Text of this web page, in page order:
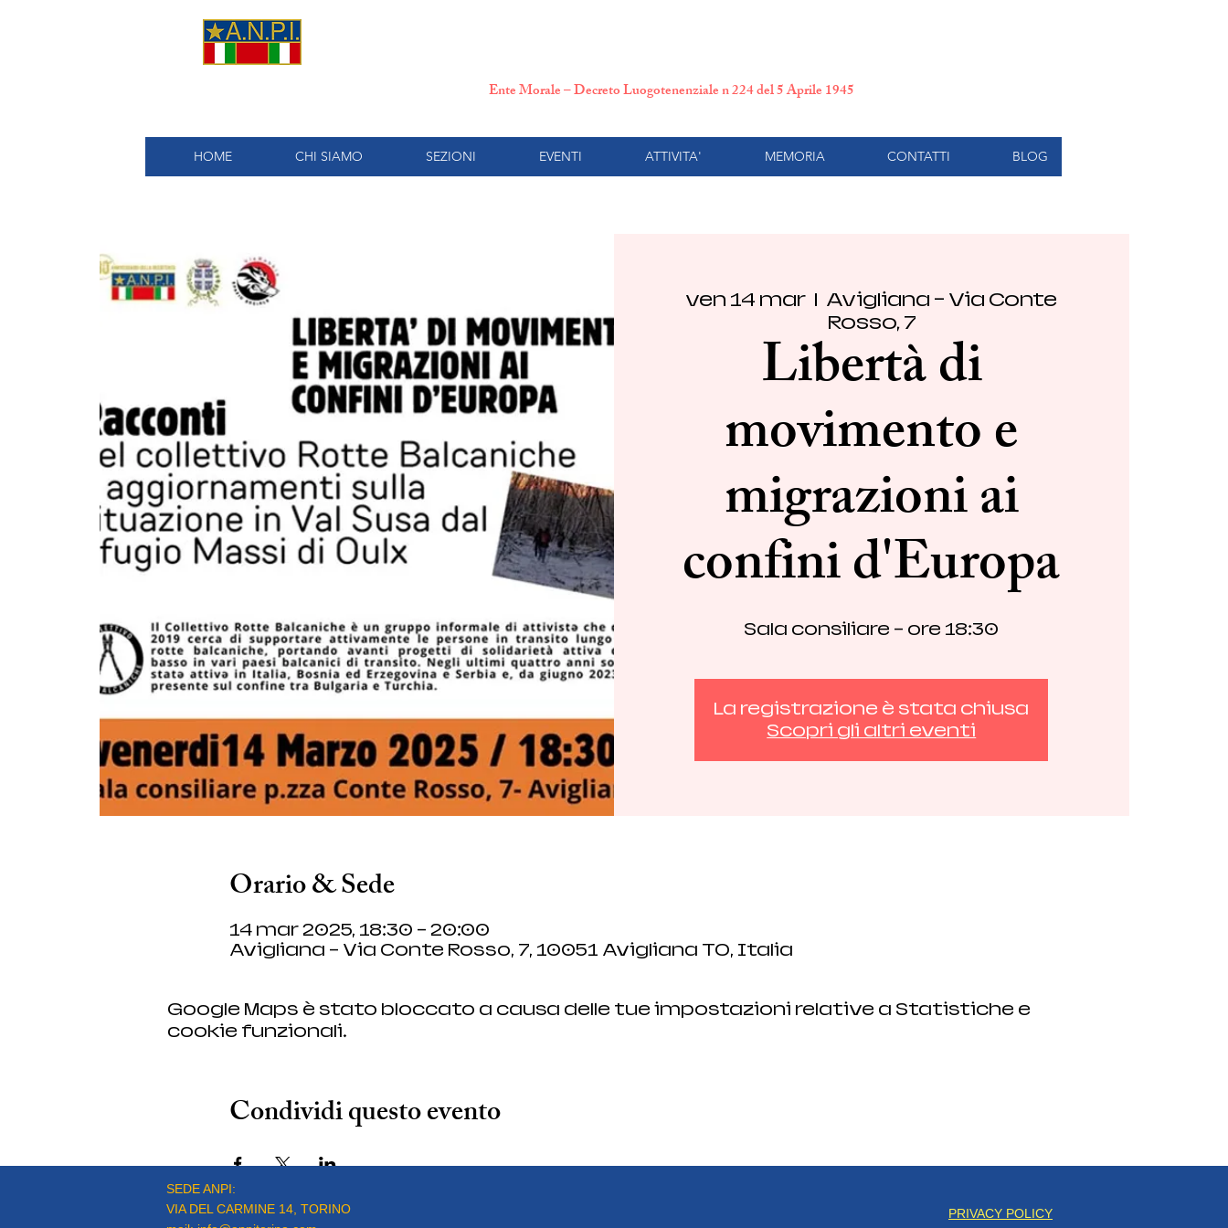
Ente Morale – Decreto Luogotenenziale n 224 del 5 Aprile 1945
HOME CHI SIAMO SEZIONI EVENTI ATTIVITA' MEMORIA CONTATTI BLOG
ven 14 mar
  |
Avigliana - Via Conte
Rosso, 7
Libertà di
movimento e
migrazioni ai
confini d'Europa
Sala consiliare - ore 18:30
La registrazione è stata chiusa
Scopri gli altri eventi
Orario & Sede
14 mar 2025, 18:30 – 20:00
Avigliana - Via Conte Rosso, 7, 10051 Avigliana TO, Italia
Google Maps è stato bloccato a causa delle tue impostazioni relative a Statistiche e
cookie funzionali.
Condividi questo evento
SEDE ANPI:
VIA DEL CARMINE 14, TORINO
PRIVACY POLICY